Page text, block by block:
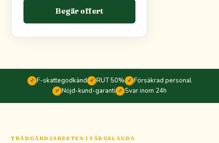
Begär offert
✓ F-skattegodkänd ✓ RUT 50% ✓ Försäkrad personal
✓ Nöjd-kund-garanti ✓ Svar inom 24h
TRÄDGÅRDSARBETEN I FÄRGELANDA